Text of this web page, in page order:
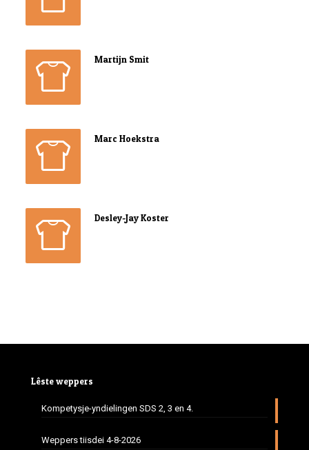
Martijn Smit
Marc Hoekstra
Desley-Jay Koster
Lêste weppers
Kompetysje-yndielingen SDS 2, 3 en 4.
Weppers tiisdei 4-8-2026